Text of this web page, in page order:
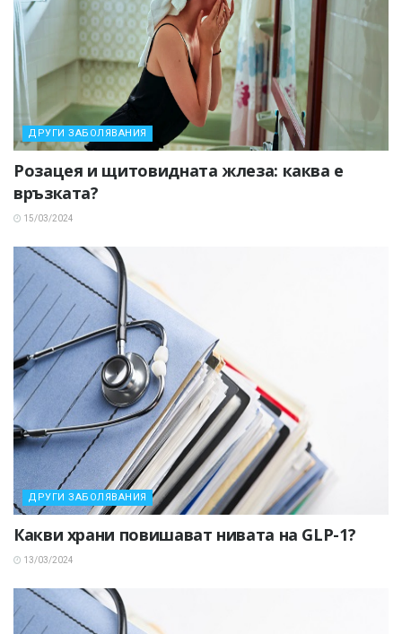
ДРУГИ ЗАБОЛЯВАНИЯ
Розацея и щитовидната жлеза: каква е
връзката?
15/03/2024
ДРУГИ ЗАБОЛЯВАНИЯ
Какви храни повишават нивата на GLP-1?
13/03/2024